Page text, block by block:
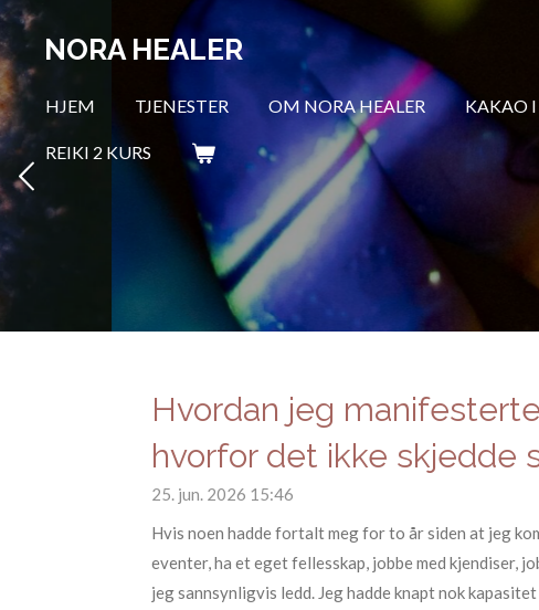
Gå
til
hovedinnhold
NORA HEALER
HJEM TJENESTER OM NORA HEALER KAKAO
REIKI 2 KURS
Hvordan jeg
hvorfor det ikke skjedde
25. jun. 2026 15:46
Hvis noen hadde fortalt meg for to år siden at jeg
eventer, ha et eget fellesskap, jobbe med kjendiser,
jeg sannsynligvis ledd. Jeg hadde knapt nok